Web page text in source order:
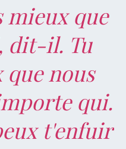
mieux que
dit-il. Tu
nous
qui.
t'enfuir